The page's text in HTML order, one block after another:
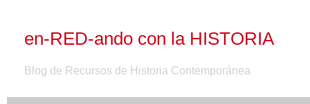
en-RED-ando con la HISTORIA
Blog de Recursos de Historia Contemporánea